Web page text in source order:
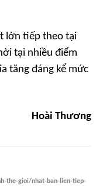
lớn tiếp theo tại
tại nhiều điểm
tăng đáng kể mức
Hoài Thương
the-gioi/nhat-ban-lien-tiep-